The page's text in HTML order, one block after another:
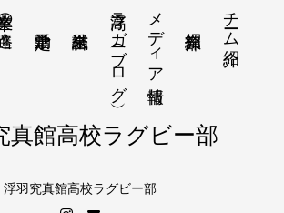
チーム紹介
メディア情報
浮高ラガー（ブログ）
の進路
真館高校ラグビー部
浮羽究真館高校ラグビー部